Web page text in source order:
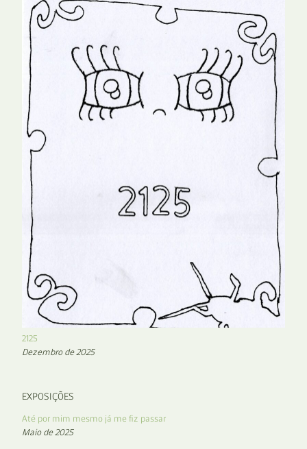
2125
Dezembro de 2025
EXPOSIÇÕES
Até por mim mesmo já me fiz passar
Maio de 2025